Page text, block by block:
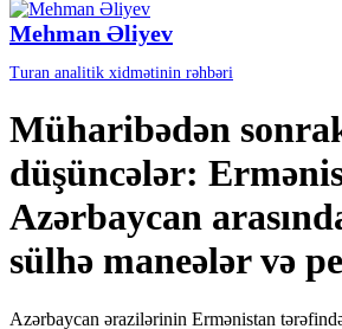
Mehman Əliyev
Turan analitik xidmətinin rəhbəri
Müharibədən
düşüncələr:
Azərbaycan
sülhə maneələr və
Azərbaycan ərazilərinin Ermənistan